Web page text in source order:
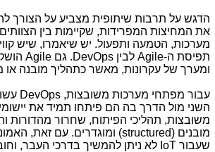
הדגש על תרבות שיתופית מצביע על הצורך
את המחיצות המפרידות, שקיימות בין
מערכות, הטמעה ותפעול. יש שיאמרו, שיש
תפיסת ה-Agile לבין DevOps. גם Agile
ומערך של עקרונות, מאשר כתהליך מובנה או
עבור מפתחי מערכות משובצות, DevOps
השני מול הדרך בה הם פיתחו תמיד את
משובצות, תהליכי הפיתוח, שחרור מהדורות
מובנים (structured) ומוגדרים. עם זאת,
שעבור IoT לא ניתן להמשיך בדרכי העבר,